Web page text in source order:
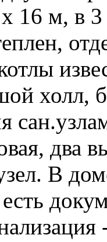
16 м, в
холл,
два
В